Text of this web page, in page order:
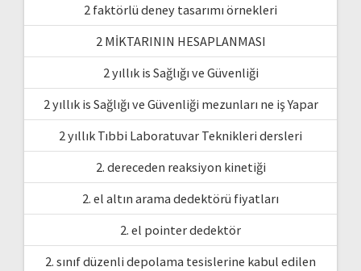
2 faktörlü deney tasarımı örnekleri
2 MİKTARININ HESAPLANMASI
2 yıllık is Sağlığı ve Güvenliği
2 yıllık is Sağlığı ve Güvenliği mezunları ne iş Yapar
2 yıllık Tıbbi Laboratuvar Teknikleri dersleri
2. dereceden reaksiyon kinetiği
2. el altın arama dedektörü fiyatları
2. el pointer dedektör
2. sınıf düzenli depolama tesislerine kabul edilen